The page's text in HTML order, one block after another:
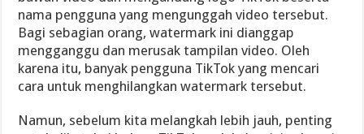
nama pengguna yang mengunggah video tersebut.
Bagi sebagian orang, watermark ini dianggap
mengganggu dan merusak tampilan video. Oleh
karena itu, banyak pengguna TikTok yang mencari
cara untuk menghilangkan watermark tersebut.
Namun, sebelum kita melangkah lebih jauh, penting